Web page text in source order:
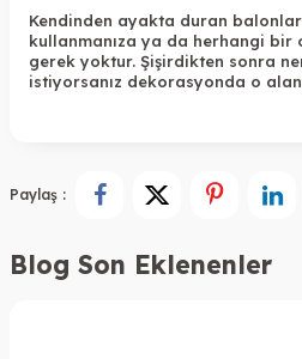
Kendinden ayakta duran
kullanmanıza ya da herhangi bir
gerek yoktur. Şişirdikten sonra
istiyorsanız dekorasyonda o
Paylaş :
Blog Son Eklenenler